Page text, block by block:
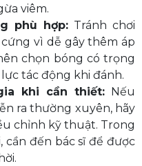
viêm.
phù hợp: Tránh chơi
vì dễ gây thêm áp
chọn bóng có trọng
tác động khi đánh.
khi cần thiết: Nếu
ra thường xuyên, hãy
chỉnh kỹ thuật. Trong
đến bác sĩ để được